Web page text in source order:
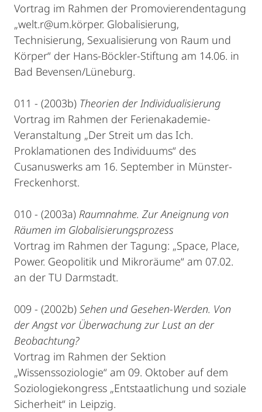
Vortrag im Rahmen der Promovierendentagung
„welt.r@um.körper. Globalisierung,
Technisierung, Sexualisierung von Raum und
Körper“ der Hans-Böckler-Stiftung am 14.06. in
Bad Bevensen/Lüneburg.
011 - (2003b) Theorien der Individualisierung
Vortrag im Rahmen der Ferienakademie-
Veranstaltung „Der Streit um das Ich.
Proklamationen des Individuums“ des
Cusanuswerks am 16. September in Münster-
Freckenhorst.
010 - (2003a) Raumnahme. Zur Aneignung von
Räumen im Globalisierungsprozess
Vortrag im Rahmen der Tagung: „Space, Place,
Power. Geopolitik und Mikroräume“ am 07.02.
an der TU Darmstadt.
009 - (2002b) Sehen und Gesehen-Werden. Von
der Angst vor Überwachung zur Lust an der
Beobachtung?
Vortrag im Rahmen der Sektion
„Wissenssoziologie“ am 09. Oktober auf dem
Soziologiekongress „Entstaatlichung und soziale
Sicherheit“ in Leipzig.